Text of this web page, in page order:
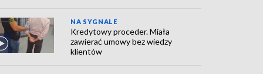
NA SYGNALE
Kredytowy proceder. Miała
zawierać umowy bez wiedzy
klientów